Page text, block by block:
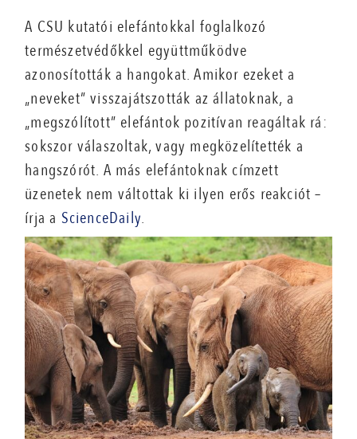
A CSU kutatói elefántokkal foglalkozó
természetvédőkkel együttműködve
azonosították a hangokat. Amikor ezeket a
„neveket” visszajátszották az állatoknak, a
„megszólított” elefántok pozitívan reagáltak rá:
sokszor válaszoltak, vagy megközelítették a
hangszórót. A más elefántoknak címzett
üzenetek nem váltottak ki ilyen erős reakciót –
írja a ScienceDaily.